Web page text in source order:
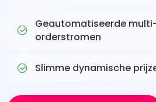
Geautomatiseerde
orderstromen
Slimme dynamische